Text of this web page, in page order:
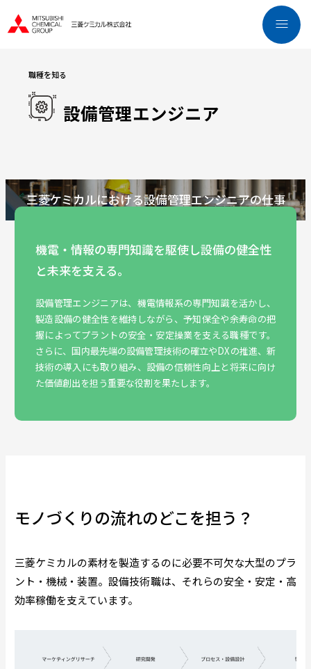
職種を知る
設備管理エンジニア
三菱ケミカルにおける設備管理エンジニアの仕事
機電・情報の専門知識を駆使し設備の健全性
と未来を支える。
設備管理エンジニアは、機電情報系の専門知識を活かし、
製造設備の健全性を維持しながら、予知保全や余寿命の把
握によってプラントの安全・安定操業を支える職種です。
さらに、国内最先端の設備管理技術の確立やDXの推進、新
技術の導入にも取り組み、設備の信頼性向上と将来に向け
た価値創出を担う重要な役割を果たします。
モノづくりの流れのどこを担う？
三菱ケミカルの素材を製造するのに必要不可欠な大型のプラ
ント・機械・装置。設備技術職は、それらの安全・安定・高
効率稼働を支えています。